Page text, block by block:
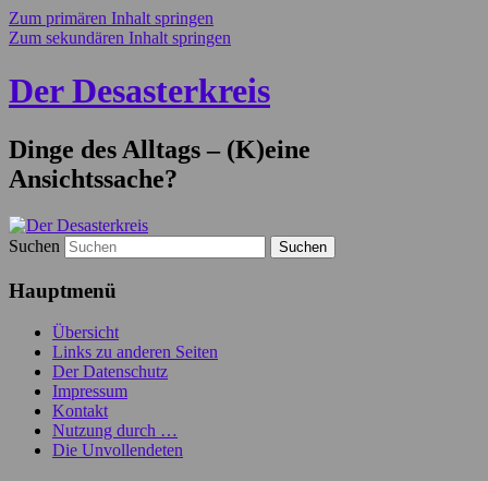
Zum primären Inhalt springen
Zum sekundären Inhalt springen
Der Desasterkreis
Dinge des Alltags – (K)eine
Ansichtssache?
Suchen
Hauptmenü
Übersicht
Links zu anderen Seiten
Der Datenschutz
Impressum
Kontakt
Nutzung durch …
Die Unvollendeten